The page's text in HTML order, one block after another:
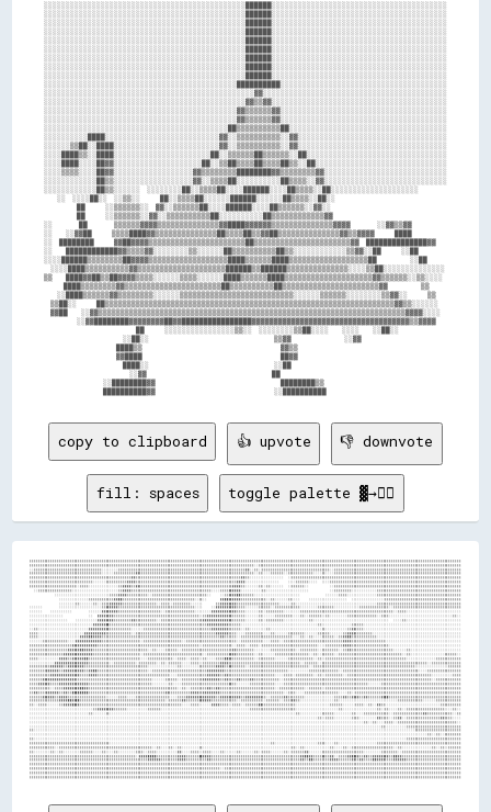
░░░░░░░░░░░░░░░░░░░░░░░░░░░░░░░░░░░░░░░░░░░░░░██████░░░░░░░░░░░░░░░░░░░░░░░░░░░░░░░░░░░░░░░░
░░░░░░░░░░░░░░░░░░░░░░░░░░░░░░░░░░░░░░░░░░░░░░██████░░░░░░░░░░░░░░░░░░░░░░░░░░░░░░░░░░░░░░░░
░░░░░░░░░░░░░░░░░░░░░░░░░░░░░░░░░░░░░░░░░░░░░░██████░░░░░░░░░░░░░░░░░░░░░░░░░░░░░░░░░░░░░░░░
░░░░░░░░░░░░░░░░░░░░░░░░░░░░░░░░░░░░░░░░░░░░░░██████░░░░░░░░░░░░░░░░░░░░░░░░░░░░░░░░░░░░░░░░
░░░░░░░░░░░░░░░░░░░░░░░░░░░░░░░░░░░░░░░░░░░░░░██████░░░░░░░░░░░░░░░░░░░░░░░░░░░░░░░░░░░░░░░░
░░░░░░░░░░░░░░░░░░░░░░░░░░░░░░░░░░░░░░░░░░░░░░██████░░░░░░░░░░░░░░░░░░░░░░░░░░░░░░░░░░░░░░░░
░░░░░░░░░░░░░░░░░░░░░░░░░░░░░░░░░░░░░░░░░░░░░░██████░░░░░░░░░░░░░░░░░░░░░░░░░░░░░░░░░░░░░░░░
░░░░░░░░░░░░░░░░░░░░░░░░░░░░░░░░░░░░░░░░░░░░░░██████░░░░░░░░░░░░░░░░░░░░░░░░░░░░░░░░░░░░░░░░
░░░░░░░░░░░░░░░░░░░░░░░░░░░░░░░░░░░░░░░░░░░░░░██████░░░░░░░░░░░░░░░░░░░░░░░░░░░░░░░░░░░░░░░░
░░░░░░░░░░░░░░░░░░░░░░░░░░░░░░░░░░░░░░░░░░░░██████████░░░░░░░░░░░░░░░░░░░░░░░░░░░░░░░░░░░░░░
░░░░░░░░░░░░░░░░░░░░░░░░░░░░░░░░░░░░░░░░░░░░░░░░▓▓░░░░░░░░░░░░░░░░░░░░░░░░░░░░░░░░░░░░░░░░░░
░░░░░░░░░░░░░░░░░░░░░░░░░░░░░░░░░░░░░░░░░░░░░░▓▓▒▒▓▓░░░░░░░░░░░░░░░░░░░░░░░░░░░░░░░░░░░░░░░░
░░░░░░░░░░░░░░░░░░░░░░░░░░░░░░░░░░░░░░░░░░░░▓▓▒▒▒▒▒▒▓▓░░░░░░░░░░░░░░░░░░░░░░░░░░░░░░░░░░░░░░
░░░░░░░░░░░░░░░░░░░░░░░░░░░░░░░░░░░░░░░░░░░░▓▓▒▒▒▒▒▒▓▓░░░░░░░░░░░░░░░░░░░░░░░░░░░░░░░░░░░░░░
░░░░░░░░░░░░░░░░░░░░░░░░░░░░░░░░░░░░░░░░░░██▒▒▒▒▒▒▒▒▒▒██░░░░░░░░░░░░░░░░░░░░░░░░░░░░░░░░░░░░
░░░░░░░░░░████░░░░░░░░░░░░░░░░░░░░░░░░░░▓▓░░▒▒▒▒▒▒▒▒▒▒░░▓▓░░░░░░░░░░░░░░░░░░░░░░░░░░░░░░░░░░
░░░░░░▒▒██░░████░░░░░░░░░░░░░░░░░░░░░░░░▓▓░░▒▒▒▒▒▒▒▒▒▒░░▓▓░░░░░░░░░░░░░░░░░░░░░░░░░░░░░░░░░░
░░░░████▒▒░░████░░░░░░░░░░░░░░░░░░░░░░██░░▒▒▒▒▒▒██▒▒▒▒▒▒░░██░░░░░░░░░░░░░░░░░░░░░░░░░░░░░░░░
░░░░████░░░░██▓▓░░░░░░░░░░░░░░░░░░░░██░░▒▒██▒▒▒▒██▒▒▒▒██▒▒░░██░░░░░░░░░░░░░░░░░░░░░░░░░░░░░░
░░░░▒▒▒▒░░░░██▓▓░░░░░░░░░░░░░░░░░░▓▓▒▒▒▒▒▒▒▒████████▓▓▒▒▒▒▒▒▒▒▓▓░░░░░░░░░░░░░░░░░░░░░░░░░░░░
░░░░░░░░░░░░██▒▒░░░░░░░░░░░░░░░░░░▓▓░░▒▒▒▒██░░░░░░░░░░██▒▒▒▒░░▓▓░░░░░░░░░░░░░░░░░░░░░░░░░░░░
░░░░░░░░░░░░██▒▒░░░░░░  ░░░░░░░░██░░▒▒▒▒██░░░░██████░░░░██▒▒▒▒░░██░░░░░░░░░░░░░░░░░░░░
    ░░  ░░░░██░░  ░░▒▒░░      ██░░▒▒▒▒██░░░░░░██████░░░░░░██▒▒▒▒░░██░░
          ██      ░░▒▒▒▒▒▒░░  ▓▓░░▒▒▒▒▒▒██░░░░██████░░░░██▒▒▒▒▒▒░░▓▓░░
          ██      ░░▒▒▒▒▒▒░░▓▓░░▒▒▒▒▒▒▒▒▒▒██░░░░░░░░░░██▒▒▒▒▒▒▒▒▒▒▒▒▓▓
░░        ██        ▒▒▒▒▒▒▓▓▓▓▒▒▒▒▒▒▒▒▒▒▒▒▒▒▓▓████▓▓▓▓▓▓▒▒▒▒▒▒▒▒▒▒▒▒▒▒▓▓▓▓        ░░▓▓▒▒▓▓
░░    ░░▓▓██      ▒▒▒▒████▓▓▒▒▒▒▒▒▒▒▒▒▒▒▒▒██▒▒▒▒██▒▒▓▓██▒▒▒▒▒▒▒▒▒▒▒▒▒▒▓▓▒▒▓▓▓▓      ████
░░  ████████      ▓▓██▓▓▓▓▒▒▒▒▒▒▒▒▒▒▒▒▒▒▒▒▒▒▒▒▒▒██▒▒▒▒▒▒▒▒▒▒▒▒▒▒▒▒▒▒▒▒▒▒▓▓  ██████████████▓▓
░░    ████████████▓▓▒▒▒▒▓▓░░░░░░░░▒▒░░░░░░██▒▒▒▒▒▒▒▒▒▒██▒▒░░░░░░░░░░░░▒▒▓▓░░██      ░░██
░░░░██████▒▒▒▒▒▒▒▒██▓▓▓▓▒▒▒▒▒▒▒▒▒▒▒▒▒▒▒▒▒▒████▒▒▒▒▒▒████▒▒▒▒▒▒▒▒▒▒▒▒▒▒▒▒▒▒██          ░░██
  ░░░░████▒▒▒▒▒▒▒▒▒▒▓▓▒▒▒▒▒▒▒▒▒▒▒▒▒▒▒▒▒▒▒▒██████▒▒██████▒▒▒▒▒▒▒▒▒▒▒▒▒▒░░░░▒▒██░░░░░░░░░░░░░░
▒▒    ████▓▓██▒▒██▓▓▓▓▒▒▒▒░░░░░░▒▒▒▒░░░░░░████▒▒▒▒▒▒████▒▒▒▒▒▒▒▒▒▒▒▒▒▒▒▒▒▒▒▒▓▓▒▒▒▒▒▒░░▒▒░░░░
      ████▒▒▒▒▒▒▒▒▓▓▒▒▒▒▒▒▒▒▒▒▒▒▒▒▒▒▒▒▒▒▒▒██▒▒▒▒▒▒▒▒▒▒██▒▒▒▒▒▒▒▒▒▒▒▒▒▒▒▒▒▒▒▒▒▒▓▓          ▒▒
    ░░████▒▒▒▒▒▒▓▓▒▒▒▒▒▒▒▒░░░░░░▒▒▒▒▒▒▒▒▒▒▒▒▒▒▒▒▒▒▒▒▒▒▒▒▒▒░░░░░░▒▒▒▒▒▒░░░░░░░░▒▒▓▓░░      ▒▒
  ▒▒██░░      ██▒▒▒▒▒▒▒▒▒▒▒▒▒▒▒▒▒▒▒▒▒▒▒▒▒▒▒▒▒▒▒▒▒▒▒▒▒▒▒▒▒▒▒▒▒▒▒▒▒▒▒▒▒▒▒▒▒▒▒▒▒▒▒▒▒▒▓▓▒▒░░░░░░
  ▓▓██    ░░▓▓▒▒▒▒▒▒▒▒▒▒▒▒▒▒▒▒▒▒▒▒▒▒▒▒▒▒▒▒▒▒▒▒▒▒▒▒▒▒▒▒▒▒▒▒▒▒▒▒▒▒▒▒▒▒▒▒▒▒▒▒▒▒▒▒▒▒▒▒▒▒▓▓▓▓░░░░
          ░░▓▓████████▓▓▓▓▓▓▓▓██▓▓████████████████▓▓▓▓▓▓▓▓▓▓▓▓▓▓▓▓▓▓▓▓▓▓▓▓▓▓▓▓▓▓▓▓▓▓▓▓▒▒▓▓▓▓
                            ██      ░░░░░░░░░░░░░░░░▒▒░░  ░░░░░░░░▒▒██░░░░    ░░░░    ░░██░░
                        ░░██░░                                      ▒▒▓▓                ░░▓▓
                      ████▒▒                                          ▓▓▒▒
                      ▓▓████                                          ██▓▓
                        ████░░                                      ░░██
                          ░░▓▓                                      ██
                  ░░████████▓▓                                      ████████▒▒
copy to clipboard 👍 upvote 👎 downvote
fill: spaces toggle palette ▓→✊🏽
▒▒▒▒▒▒▒▒▒▒▒▒▒▒▒▒▒▒▒▒▒▒▒▒▒▒▒▒▒▒▒▒▒▒▒▒▒▒▒▒▒▒▒▒▒▒▒▒▒▒▒▒▒▒▒▒▒▒▒▒▒▒▒▒▒▒▒▒▒▒▒▒▒▒▒▒▒▒▒▒▒▒▒▒▒▒▒▒▒▒▒▒▒▒▒▒▒▒▒▒▒▒▒▒▒▒▒▒▒▒▒▒▒▒▒▒▒▒▒▒▒▒▒▒▒▒▒▒▒▒▒▒▒▒▒▒▒▒▒▒▒▒▒▒▒▒▒▒▒▒▒▒▒▒▒▒▒▒▒▒▒▒▒▒▒▒▒▒▒▒▒▒▒▒▒▒▒▒▒▒▒▒▒▒▒▒▒▒▒▒▒▒▒▒▒▒▒▒▒▒▒▒▒▒
▒▒▒▒▒▒▒▒▒▒▒▒▒▒▒▒▒▒▒▒▒▒▒▒▒▒▒▒▒▒▒▒▒▒▒▒▒▒▒▒▒▒▒▒▒▒▒▒▒▒▒▒▒▒▒▒▒▒▒▒▒▒▒▒▒▒▒▒▒▒▒▒▒▒▒▒▒▒▒▒▒▒▒▒▒▒▒▒▒▒▒▒▒▒▒▒▒▒▒▒▒▒▒▒▒▒░░▒▒▒▒▒▒▒▒▒▒▒▒▒▒▒▒▒▒▒▒▒▒▒▒▒▒▒▒▒▒▒▒▒▒▒▒▒▒▒▒▒▒▒▒▒▒▒▒▒▒▒▒▒▒▒▒▒▒▒▒▒▒▒▒▒▒▒▒▒▒▒▒▒▒▒▒▒▒▒▒▒▒▒▒▒▒▒▒▒▒▒▒▒▒▒▒
░░▒▒▒▒▒▒▒▒▒▒▒▒▒▒▒▒▒▒▒▒▒▒▒▒▒▒▒▒▒▒▒▒░░░░░░░░▒▒▒▒▒▒▒▒▒▒▒▒▒▒▒▒▒▒▒▒▒▒▒▒▒▒▒▒▒▒▒▒▒▒▒▒▒▒▒▒▒▒▒▒▒▒▒▒▒▒▒▒▒▒▒▒▒▒▒▒▓▓░░▒▒░░▒▒▒▒▒▒▒▒▒▒▒▒▒▒▒▒▒▒▒▒▒▒▒▒▒▒▒▒▒▒▒▒░░▒▒▒▒▒▒▒▒▒▒▒▒▒▒▒▒▒▒▒▒▒▒▒▒▒▒▒▒▒▒▒▒▒▒▒▒▒▒▒▒▒▒▒▒▒▒▒▒▒▒▒▒▒▒▒▒▒▒▒▒
▒▒▒▒▒▒▒▒▒▒▒▒▒▒▒▒▒▒▒▒▒▒▒▒▒▒▒▒▒▒▒▒▒▒░░░░░░▒▒▒▒▒▒▒▒▒▒▓▓▒▒▒▒▒▒▒▒▒▒▒▒▒▒▒▒▒▒▒▒▒▒▒▒▒▒▒▒▒▒▒▒▒▒▒▒▒▒▒▒▒▒▒▒▒▒▒▒▒▒▒▒▒▒░░▒▒░░░░▒▒▒▒▒▒░░▒▒▒▒▒▒▒▒▒▒▒▒░░░░▒▒░░░░▒▒▒▒▒▒▒▒▒▒▒▒▒▒▒▒▒▒▒▒▒▒▒▒▒▒▒▒▒▒▒▒▒▒▒▒▒▒▒▒▒▒▒▒▒▒▒▒▒▒▒▒▒▒▒▒▒▒▒▒
▒▒▒▒▒▒▒▒▒▒▒▒▒▒▒▒▒▒▒▒▒▒▒▒▒▒▒▒▒▒▒▒▒▒▒▒▒▒▒▒▒▒▒▒▒▒▒▒▓▓▒▒▒▒▒▒▒▒▒▒▒▒▒▒▒▒▒▒▒▒▒▒▒▒▒▒▒▒▒▒▒▒▒▒▒▒▒▒▒▒▒▒▒▒▒▒▒▒▒▒▓▓▒▒░░░░░░░░░░░░░░░░  ░░▒▒▒▒▒▒▒▒▒▒▒▒▒▒▒▒▒▒▒▒▒▒▒▒▒▒▒▒▒▒▒▒▒▒▒▒▒▒▒▒▒▒▒▒▒▒▒▒▒▒▒▒▒▒▒▒▒▒▒▒▒▒▒▒▒▒▒▒▒▒▒▒▒▒▒▒▒▒▒▒
▒▒▒▒▒▒▒▒▒▒▒▒▒▒▒▒▒▒▒▒▒▒▒▒▒▒▒▒▒▒░░░░░░▒▒▒▒▒▒▒▒▒▒▓▓▓▓▒▒▒▒▒▒▒▒▒▒▒▒▒▒▒▒▒▒▒▒▒▒▒▒▒▒▒▒▒▒▒▒▒▒▒▒▒▒▒▒▒▒▒▒▒▒▒▒▓▓▓▓░░░░░░░░░░░░░░░░    ░░░░▒▒▒▒▒▒░░░░  ░░░░▒▒▒▒▒▒▒▒▒▒▒▒▒▒▒▒▒▒▒▒▒▒▒▒▒▒▒▒▒▒▒▒▒▒▒▒▒▒▒▒▒▒▒▒▒▒▒▒▒▒▒▒▒▒▒▒▒▒▒▒▒▒
▒▒▒▒▒▒▒▒▒▒▒▒▒▒▒▒▒▒▒▒▒▒░░▒▒▒▒░░░░░░░░░░░░░░▒▒▓▓▓▓▒▒▓▓▒▒▒▒▒▒▒▒▒▒▒▒▒▒▒▒▒▒▒▒▒▒▒▒▒▒▒▒▒▒▒▒▒▒▒▒▒▒▒▒▒▒▒▒▓▓▓▓▒▒░░░░░░▒▒░░▒▒░░░░░░  ░░▒▒▒▒▒▒░░          ░░▒▒▒▒▒▒▒▒▒▒▒▒▒▒▒▒▒▒▒▒▒▒▒▒▒▒▒▒▒▒▒▒▒▒▒▒▒▒▒▒▒▒▒▒▒▒▒▒▒▒▒▒▒▒▒▒▒▒▒▒
  ░░▒▒▒▒▒▒▒▒▒▒▒▒▒▒▒▒░░░░░░░░░░░░░░░░░░░░░░▒▒▓▓▓▓▒▒▒▒▒▒▒▒▒▒▒▒▒▒▒▒▒▒▒▒▒▒▒▒▒▒▒▒▒▒▒▒▒▒▒▒▒▒░░░░▒▒▒▒▓▓▓▓▓▓░░░░░░░░░░▒▒░░░░░░░░░░░░░░░░░░░░          ░░▒▒▒▒▒▒▒▒░░░░░░░░░░░░▒▒▒▒▒▒▒▒▒▒▒▒▒▒▒▒▒▒▒▒▒▒▒▒▒▒▒▒▒▒▒▒▒▒▒▒▒▒▒▒
            ░░░░░░░░░░░░░░░░░░░░░░░░░░▒▒▒▒▓▓▓▓▒▒▒▒▒▒▒▒▒▒░░▒▒▒▒▒▒▒▒▒▒▒▒▒▒▒▒▒▒▒▒▒▒▒▒▒▒░░    ░░▒▒▓▓▓▓██▒▒▒▒▒▒░░░░░░░░░░░░░░░░░░░░░░            ░░░░░░▒▒▒▒░░░░░░░░░░░░░░▒▒▒▒▒▒▒▒▒▒▒▒▒▒▒▒▒▒▒▒▒▒▒▒▒▒▒▒▒▒▒▒▒▒▒▒▒▒▒▒
              ░░░░░░░░░░░░░░▒▒▒▒▒▒▒▒▒▒▒▒▓▓██▒▒▒▒▒▒▒▒▒▒▒▒▒▒▒▒▒▒▒▒▒▒▒▒▒▒▒▒▒▒▒▒▒▒░░▒▒░░      ▓▓██▓▓▓▓▓▓▒▒▒▒▒▒▒▒▒▒▒▒░░▒▒░░░░░░▒▒░░░░    ░░░░░░░░░░░░░░░░░░  ░░░░░░░░░░░░░░░░▒▒▒▒▒▒▒▒▒▒▒▒▒▒▒▒▒▒▒▒▒▒▒▒▒▒▒▒▒▒▒▒▒▒▒▒
              ░░░░░░░░▒▒░░░░░░▒▒░░▒▒▒▒▓▓▓▓▓▓▒▒▒▒▒▒▒▒▒▒▒▒▒▒▒▒░░▒▒▒▒░░▒▒▒▒▒▒▒▒░░░░░░      ▒▒▓▓▓▓▓▓▓▓▒▒▒▒▒▒▒▒▒▒▒▒▒▒▒▒▒▒▒▒░░░░░░▒▒░░░░░░░░░░░░░░░░░░░░░░░░░░░░░░░░░░░░░░▒▒▒▒▒▒▒▒▒▒▒▒▒▒▒▒▒▒▒▒▒▒▒▒▒▒▒▒▒▒▒▒▒▒▒▒▒▒▒▒
░░░░░░        ░░░░░░░░░░░░░░░░░░░░▒▒▓▓▓▓▓▓▒▒▒▒▒▒▒▒▒▒▒▒▒▒▒▒▒▒▒▒▒▒▒▒▒▒▒▒▒▒▒▒▒▒▒▒░░░░    ░░▓▓▓▓▓▓▓▓▓▓▒▒▒▒░░░░░░▒▒▒▒▒▒░░▒▒▒▒▒▒▒▒▒▒▒▒░░░░░░░░▒▒▒▒▒▒▒▒░░░░░░░░░░░░▒▒▒▒▒▒▒▒▒▒▒▒▒▒░░▒▒▒▒▒▒▒▒▒▒▒▒▒▒▒▒▒▒▒▒▒▒▒▒▒▒▒▒▒▒▒▒
░░░░░░    ░░░░░░░░░░        ░░░░░░▓▓▓▓▓▓▓▓▒▒▒▒▒▒▒▒▒▒▒▒▒▒▒▒▒▒▒▒░░▒▒▒▒▒▒▒▒▒▒▒▒▒▒░░░░░░░░▓▓▓▓▓▓▓▓▓▓▓▓▒▒▒▒░░░░░░▒▒░░▒▒▒▒▒▒▒▒░░░░░░░░▒▒▒▒▒▒▒▒▒▒▒▒▒▒▒▒▒▒▒▒▒▒▒▒▒▒▒▒▒▒▒▒▒▒▒▒▒▒▒▒▒▒▒▒░░▒▒▒▒░░░░░░░░░░░░░░░░░░░░░░░░░░
░░░░░░░░░░░░░░░░            ░░  ▓▓▓▓▓▓▓▓▒▒▒▒▒▒▒▒▒▒▒▒▒▒▒▒▒▒▒▒▒▒▒▒▒▒▒▒▒▒▒▒▒▒▒▒▒▒▒▒░░▒▒▓▓▓▓▓▓▓▓▓▓▓▓▒▒▒▒▒▒░░░░░░▒▒░░░░░░▒▒▒▒▒▒▒▒░░░░▒▒░░▒▒▒▒▒▒░░▒▒░░░░░░░░▒▒▒▒▒▒▒▒▒▒▒▒▒▒░░▒▒▒▒░░░░░░░░░░░░░░░░░░░░░░░░░░░░░░▒▒░░
░░░░░░░░░░░░░░░░░░    ░░░░░░░░░░▓▓▓▓▓▓▓▓▒▒▒▒▒▒▒▒▓▓▒▒▒▒▒▒▒▒▒▒░░▒▒▒▒▒▒▒▒▒▒▒▒▒▒▒▒▒▒▒▒▓▓▓▓▓▓▓▓▓▓▓▓▓▓▒▒▒▒▒▒░░░░░░▒▒░░▒▒▒▒▒▒▒▒░░░░░░░░░░░░▒▒░░░░░░░░░░░░░░░░░░░░░░░░░░░░░░░░░░░░  ░░░░▒▒░░░░░░░░░░░░░░░░░░░░░░░░░░
░░░░░░░░░░░░░░░░░░░░░░░░░░░░░░▓▓▓▓▓▓██▒▒▒▒▒▒▒▒▒▒▒▒▒▒▒▒▒▒▒▒▒▒▒▒▒▒▒▒▒▒▒▒▒▒▒▒▒▒▒▒▒▒▒▒▒▒▓▓▓▓▓▓▓▓▓▓▒▒▒▒▒▒░░░░░░░░░░░░░░░░░░░░░░░░░░░░░░░░░░░░▒▒░░░░░░░░░░░░░░▒▒▒▒▒▒░░░░░░░░░░░░░░░░░░░░░░░░░░░░░░░░░░░░░░░░░░░░░░
░░▒▒░░░░░░░░░░░░░░░░░░░░░░░░▓▓▓▓▓▓▓▓▓▓▒▒▒▒▒▒▒▒▒▒░░░░░░▒▒▒▒▒▒▒▒▒▒▒▒▒▒▒▒▒▒▒▒▒▒▒▒▒▒▒▒▒▒▒▒▓▓▓▓▓▓▓▓▒▒▒▒▒▒░░▒▒░░░░░░░░▒▒░░░░░░░░░░░░░░░░░░░░░░░░▒▒░░░░░░░░░░▒▒▓▓▒▒▒▒░░░░░░░░░░░░░░░░░░░░░░░░░░░░░░░░░░░░░░░░░░░░░░
▒▒▒▒░░░░░░░░░░░░░░░░░░░░░░▓▓▓▓▓▓▓▓▓▓▒▒▒▒▒▒▒▒▒▒▒▒░░▒▒▒▒▒▒▒▒▒▒▒▒▒▒▒▒▒▒▒▒▒▒▒▒▒▒▒▒▒▒▒▒▒▒▒▒▒▒▓▓▓▓▓▓▒▒▒▒░░░░▒▒▒▒▒▒▒▒░░░░▒▒░░░░░░▒▒▒▒▒▒▒▒░░░░░░▒▒▒▒▒▒░░░░░░▒▒▓▓▓▓▒▒▒▒▒▒▒▒░░░░░░░░░░░░░░░░░░░░░░░░░░░░░░░░░░░░░░░░░░
▒▒▒▒░░░░░░░░░░░░░░░░░░░░▓▓▓▓██▓▓▓▓▒▒▒▒▒▒▒▒▒▒▒▒▒▒▒▒▒▒▒▒▒▒▒▒▒▒▒▒▒▒▒▒▒▒▒▒▒▒▒▒▒▒▒▒▒▒▒▒▒▒▒▒▒▒▒▒▓▓▒▒▒▒▒▒░░▒▒▒▒▒▒▒▒▒▒▒▒▒▒▒▒▒▒▒▒▒▒▒▒░░░░▒▒░░▒▒░░░░▒▒▒▒▒▒░░▒▒▓▓██▒▒▒▒▒▒▒▒▒▒▒▒░░░░░░░░░░░░░░░░░░░░░░░░░░░░░░░░░░░░░░░░
░░░░░░▒▒▒▒▒▒▒▒▒▒▒▒░░░░▓▓▓▓▓▓▓▓▓▓▓▓▒▒▒▒▒▒▒▒▒▒▒▒▒▒▒▒▒▒░░▒▒▒▒▒▒▒▒▒▒▒▒▒▒▒▒▒▒░░▒▒▒▒▒▒▒▒▒▒▒▒▒▒▒▒▒▒▒▒▒▒▒▒░░▒▒▒▒▒▒▒▒▒▒░░░░▒▒▒▒░░▒▒▒▒▒▒▒▒▒▒▒▒▒▒▒▒▒▒▒▒▒▒▒▒▒▒▒▒▓▓▓▓▒▒▒▒▒▒▒▒▒▒▒▒▒▒▒▒░░░░░░░░░░░░░░░░░░░░░░░░░░░░░░░░░░░░
▒▒▒▒▒▒▒▒▒▒▒▒▒▒▒▒▒▒▒▒▓▓▓▓▓▓▓▓▓▓▓▓▒▒▒▒▒▒▒▒▒▒▒▒▒▒▒▒▒▒▒▒▒▒▒▒▒▒▒▒▒▒▒▒▒▒▒▒▒▒▒▒▒▒▒▒▒▒▒▒░░▒▒▒▒▒▒▒▒▒▒▒▒▒▒░░▒▒▒▒░░▒▒▒▒░░▒▒▒▒▒▒▒▒▒▒▒▒▒▒▒▒▒▒▒▒▒▒▒▒▒▒░░░░▒▒▒▒▒▒▒▒▓▓▓▓▒▒▒▒▒▒▒▒▒▒▒▒▒▒▒▒▒▒░░░░░░░░░░░░░░░░░░░░░░░░░░░░░░░░░░
▒▒▒▒▒▒▒▒▒▒▒▒▒▒▒▒▒▒▓▓▓▓▓▓██▓▓▓▓▒▒▒▒▒▒▒▒▒▒▒▒▒▒▒▒▒▒▒▒▒▒▒▒▒▒░░▒▒░░░░▒▒▒▒▒▒░░▒▒▒▒▒▒▒▒▒▒▒▒▒▒▒▒▒▒▒▒▒▒▒▒▓▓▒▒▒▒▒▒▒▒░░░░░░░░▒▒▒▒▒▒▒▒▒▒▒▒░░▒▒▒▒▒▒▒▒░░▒▒▒▒▒▒▒▒░░▒▒▓▓▒▒▒▒▒▒▒▒▒▒▒▒▒▒▒▒▒▒▒▒░░░░░░▒▒░░░░░░░░░░░░░░░░░░░░░░░░
▒▒▒▒▒▒▒▒▒▒▒▒▒▒▒▒▓▓▓▓▓▓▓▓▓▓▓▓▓▓▒▒▒▒▒▒▒▒▒▒▒▒▒▒▒▒▒▒▒▒▒▒░░▒▒▒▒▒▒▒▒▒▒▒▒▒▒▒▒▒▒▒▒▒▒▒▒▒▒▒▒░░▒▒▒▒▒▒▒▒▒▒▓▓▓▓▒▒▒▒▒▒▒▒░░▒▒░░░░░░▒▒▒▒▒▒▒▒▒▒▒▒▒▒▒▒░░▒▒░░▒▒▒▒▒▒░░▒▒▒▒▒▒▒▒▒▒▒▒▒▒▒▒▒▒▒▒▒▒▒▒▒▒▒▒▒▒░░▒▒░░░░░░░░░░░░░░░░▒▒▒▒▒▒░░
▒▒▒▒░░░░░░░░░░▓▓▓▓▒▒▓▓▓▓▓▓██▒▒▒▒▒▒▒▒▒▒▒▒▒▒▒▒▒▒▒▒▒▒▒▒░░░░▒▒▒▒▒▒▒▒▒▒▒▒░░▒▒▒▒░░▒▒▒▒░░▒▒░░░░▒▒▒▒██▓▓▒▒▒▒▒▒▒▒▒▒░░▒▒▒▒▒▒▒▒░░░░░░▒▒▒▒▒▒▒▒▒▒▒▒░░▒▒░░▒▒▒▒▒▒▒▒▒▒▒▒▒▒▒▒▒▒▒▒▒▒▒▒▒▒▒▒▒▒▒▒▒▒▒▒▒▒░░░░░░░░░░░░░░▒▒▒▒▒▒▒▒▒▒▒▒
░░░░░░░░░░░░▓▓▓▓▓▓▓▓▓▓▓▓▓▓▓▓▒▒▒▒▒▒▒▒▒▒░░▒▒▒▒▒▒▒▒▒▒░░▒▒▒▒▒▒▒▒░░▒▒░░▒▒▒▒▒▒░░░░▒▒▒▒░░▒▒▒▒▒▒▒▒▓▓▓▓▒▒▒▒▒▒▒▒▒▒▒▒▒▒▒▒▒▒▒▒▒▒▒▒▒▒▒▒▒▒▒▒▒▒░░▒▒▒▒▒▒░░▒▒▒▒▒▒▒▒▒▒▒▒▒▒▒▒▒▒▒▒▒▒▒▒▒▒▒▒▒▒▒▒▒▒▒▒▒▒▒▒▒▒▒▒▒▒▒▒▒▒░░▒▒▒▒▒▒▒▒▒▒▒▒▒▒
▒▒▒▒▒▒▒▒▒▒▓▓▓▓▓▓▒▒▓▓▓▓▓▓▓▓▒▒▒▒▒▒▒▒▒▒▒▒▒▒▒▒▒▒▒▒▒▒▒▒▒▒▒▒▒▒░░░░░░░░░░░░░░▒▒░░░░░░░░▒▒▒▒▒▒▒▒▓▓▓▓▒▒▓▓▒▒▒▒▒▒░░▒▒▒▒▒▒▒▒▒▒▒▒▒▒▒▒▒▒▒▒▒▒▒▒▒▒▒▒░░▒▒▒▒▒▒▒▒▒▒▒▒▒▒▒▒▒▒▒▒▒▒▒▒▒▒▒▒▒▒▒▒▒▒▒▒▒▒▒▒▒▒▒▒▒▒▒▒░░░░░░░░░░░░░░░░▒▒▒▒▒▒
▒▒▒▒▒▒▒▒▓▓▓▓▓▓▒▒▓▓▓▓▓▓▓▓▓▓▒▒▓▓██▒▒▒▒▒▒▒▒▒▒▒▒▒▒▒▒▒▒▒▒▒▒▒▒░░▒▒▒▒▒▒▒▒▒▒▒▒▒▒▒▒▒▒▒▒▒▒▒▒▒▒▓▓▓▓▓▓▓▓▒▒▒▒▒▒▒▒▒▒▒▒▒▒▒▒▒▒▒▒▒▒▒▒▒▒▒▒▒▒░░░░░░░░░░▒▒▒▒▒▒▒▒▒▒▒▒▒▒░░▒▒▒▒▒▒▒▒▒▒▒▒▒▒▒▒▒▒▒▒▒▒▒▒▒▒▒▒▒▒▒▒▒▒▒▒░░░░▒▒▒▒▒▒▒▒▒▒▒▒▒▒▒▒
▒▒▒▒▒▒▒▒▒▒▓▓▓▓▓▓▓▓▓▓▓▓▓▓▒▒▒▒▓▓▓▓▒▒▒▒▒▒▒▒▒▒▒▒▒▒▒▒▒▒▒▒▒▒▒▒▒▒▒▒▒▒▒▒▒▒░░░░▒▒▒▒▒▒▒▒▒▒▒▒▒▒▓▓▓▓▓▓▒▒▓▓▒▒▒▒▒▒▒▒▒▒▒▒▒▒▒▒▒▒▒▒▒▒░░░░▒▒▒▒░░▒▒▒▒▒▒▒▒░░▒▒░░▒▒▒▒▒▒▒▒░░▒▒▒▒▒▒▒▒▒▒▒▒▒▒▒▒▒▒▒▒▒▒▒▒▒▒▒▒▒▒▒▒▒▒▒▒▒▒▒▒░░░░░░░░░░▒▒▒▒
▒▒▒▒▒▒▓▓▓▓▓▓▓▓▓▓▓▓▓▓▓▓▒▒▒▒▒▒▒▒▒▒▒▒▒▒▒▒▒▒▒▒▒▒▒▒▒▒▒▒▒▒▒▒▒▒▒▒░░░░░░▒▒▒▒▒▒░░▒▒▒▒▒▒▒▒▒▒▓▓▓▓▓▓▓▓▒▒▓▓▒▒▒▒▓▓▒▒▒▒▓▓▒▒▒▒▒▒▒▒▒▒▒▒░░▒▒▒▒▒▒▒▒▒▒▒▒▒▒▒▒▒▒▒▒▒▒▒▒▒▒▒▒▒▒▒▒▒▒▒▒▒▒▒▒▒▒▒▒▒▒▒▒▒▒▒▒▒▒▒▒▒▒▒▒▒▒▒▒▒▒▒▒▒▒░░▒▒▒▒▒▒▒▒▒▒▒▒
▒▒▒▒▓▓▓▓▓▓▒▒▒▒▓▓▓▓▓▓▓▓▓▓▓▓▓▓▒▒▒▒▒▒▒▒▒▒▒▒▒▒▒▒▒▒▒▒▒▒▒▒▒▒▒▒▒▒░░░░░░░░▒▒░░░░▒▒▒▒▒▒▒▒▒▒▒▒▒▒▒▒▒▒▒▒▒▒▓▓▒▒░░░░░░▒▒▒▒▒▒▒▒▒▒▒▒░░░░▒▒▒▒▒▒▒▒▒▒▒▒▒▒▒▒▒▒▒▒▒▒▒▒▒▒▒▒▒▒▒▒▒▒▒▒▒▒▒▒░░░░░░▒▒▒▒▒▒▒▒▒▒▒▒▒▒▒▒▒▒▒▒▒▒▒▒▒▒▒▒▒▒▒▒▒▒▒▒▒▒
▒▒▒▒▒▒▒▒▒▒░░▒▒▒▒▓▓▓▓▓▓▓▓██▓▓▒▒▒▒▒▒▒▒▒▒▒▒▒▒▒▒▒▒▒▒▒▒▒▒▒▒▒▒▒▒▒▒▒▒▒▒▒▒▒▒▒▒░░▒▒░░▒▒▒▒▒▒▒▒▓▓▒▒▓▓▒▒▒▒▒▒▒▒▒▒▒▒▒▒▒▒▒▒▒▒▒▒▒▒▒▒░░▒▒▒▒▒▒▒▒▒▒▒▒░░▒▒▒▒▒▒░░▒▒▒▒▒▒▒▒▒▒▒▒▒▒▒▒▒▒▒▒▒▒▒▒▒▒▒▒▒▒▒▒▒▒▒▒▒▒▒▒▒▒▒▒▒▒▒▒▒▒▒▒▒▒▒▒▒▒▒▒▒▒▒▒
▒▒▓▓▒▒▒▒▓▓▓▓▓▓▒▒▓▓▒▒████████▒▒▒▒▒▒▒▒▒▒▒▒▒▒▒▒▒▒▒▒▒▒▒▒▒▒▒▒▒▒▒▒▒▒▒▒▓▓▒▒▒▒▒▒▒▒▒▒▓▓▓▓▒▒▓▓▓▓▓▓▓▓▒▒▒▒▒▒▒▒▒▒▒▒▒▒▒▒▒▒▒▒▒▒▒▒▒▒▒▒▒▒░░▒▒▒▒░░░░▒▒▒▒▒▒▒▒▒▒▒▒▒▒▒▒░░░░▒▒░░▒▒▒▒▒▒▒▒▒▒▒▒▒▒▒▒▒▒▒▒▒▒▒▒▒▒▒▒▒▒▒▒▒▒▒▒▒▒▒▒▒▒▒▒▒▒▒▒▒▒
▒▒▒▒▒▒▓▓▓▓▓▓▒▒▓▓▓▓▒▒▒▒▒▒▒▒▒▒▒▒▒▒▒▒▒▒░░░░░░▒▒▒▒░░░░▒▒▒▒▒▒▒▒▒▒▒▒▒▒▒▒░░░░▒▒▒▒▓▓▓▓▓▓▓▓▓▓▓▓▓▓▒▒▓▓▓▓▓▓▓▓▓▓▒▒▓▓▓▓▓▓▓▓▒▒░░▒▒▒▒▒▒▓▓▒▒▒▒▒▒▒▒░░░░░░░░░░░░░░▒▒▒▒▓▓▒▒▓▓▓▓▒▒▓▓▒▒▒▒▒▒▓▓██▒▒▒▒▒▒▒▒▒▒▒▒▒▒▒▒▒▒▒▒▒▒▒▒▒▒▒▒▒▒▒▒▒▒
▒▒▒▒▒▒▒▒▒▒▒▒▒▒▓▓▓▓██▓▓██▒▒▒▒▒▒▒▒▒▒▒▒▒▒▒▒▒▒▒▒▒▒▒▒▒▒▒▒▒▒▒▒▒▒▒▒▒▒▒▒░░▒▒▒▒▒▒▓▓▒▒▒▒▒▒▓▓▓▓▓▓▒▒▒▒▒▒▒▒▒▒▒▒░░▒▒▒▒▒▒▒▒▒▒░░▒▒▒▒▒▒░░▒▒▒▒▓▓▒▒░░░░░░░░░░░░░░░░▒▒░░░░░░░░░░░░░░░░░░░░░░░░░░░░▒▒▒▒▒▒▒▒▒▒▒▒░░░░░░▒▒▒▒▒▒▒▒▒▒▒▒
▒▒░░▒▒▒▒░░░░░░▒▒▓▓▓▓██▓▓▒▒▒▒▒▒▒▒▒▒▒▒▒▒▒▒▒▒▒▒▒▒▒▒▒▒▒▒▒▒▒▒▒▒▒▒▒▒▒▒▒▒▒▒▒▒▒▒░░░░▒▒▒▒░░░░░░▓▓▓▓▒▒▒▒░░▒▒▒▒░░▒▒▒▒▒▒██▒▒▒▒▒▒▒▒▒▒▒▒▒▒▒▒░░░░░░░░░░░░░░░░▒▒▒▒▒▒░░░░░░▒▒▒▒░░▒▒░░▓▓▒▒░░░░░░░░░░░░░░░░░░░░░░░░░░▒▒▒▒▒▒▒▒▒▒
░░░░░░░░░░░░░░░░░░░░░░░░░░░░░░▒▒▓▓▓▓▓▓▓▓▒▒▒▒▒▒░░░░░░░░░░▒▒▒▒▒▒░░░░░░░░░░░░░░░░░░░░░░░░░░░░░░░░░░░░░░░░░░▒▒▒▒▒▒▒▒▒▒▒▒▒▒▒▒▒▒▒▒▒▒░░░░░░░░░░░░░░░░░░░░▒▒░░░░░░░░░░░░░░░░▒▒░░▒▒░░░░▒▒░░▒▒▒▒▒▒▒▒▒▒▒▒▒▒▒▒▒▒░░░░▒▒░░
░░░░░░░░░░░░░░░░░░░░░░░░░░░░▒▒░░░░░░▒▒░░░░░░░░░░░░░░░░░░░░░░░░░░░░░░░░░░░░░░░░░░░░░░░░░░░░░░░░░░░░░░░░░░░░░░░░░░░░░░░░░░░░░░░░▒▒░░░░░░░░░░▒▒▒▒▒▒░░░░░░░░▒▒░░░░▒▒▒▒▒▒▒▒▒▒▒▒░░▒▒▒▒▒▒▒▒▒▒▒▒▒▒▓▓▒▒▒▒▒▒▒▒▒▒▒▒░░▒▒
░░░░░░░░░░░░░░░░░░░░░░░░░░░░░░░░░░░░░░░░░░░░░░░░░░░░░░░░░░░░░░░░░░░░░░░░░░░░░░░░░░░░░░░░░░░░░░░░░░░░░░░░░░░░░░░░░░░░░░░░░░░░░░░░░░░░░░░░▒▒░░▒▒▒▒░░░░░░░░▒▒▒▒░░░░░░░░▓▓▒▒▒▒░░▒▒▓▓░░▒▒▒▒▒▒▒▒▒▒▒▒▒▒▒▒▓▓▒▒▒▒░░░░
░░░░░░░░░░░░░░░░░░░░░░░░░░░░░░░░░░░░░░░░░░░░░░░░░░░░░░░░░░░░░░░░░░░░░░░░░░░░░░░░░░░░░░░░░░░░░░░░░░░░░░░░░░░░░░░░░░░░░░░░░░░░░░░░░░░░░░░░░░░░░░░░░░░░░░░░░░░░░░▒▒░░▒▒░░░░▒▒▒▒░░▒▒▒▒▒▒▒▒▒▒▒▒▒▒▒▒▒▒▒▒▒▒▒▒▒▒▒▒░░
░░░░░░░░░░░░░░░░░░░░░░░░░░░░░░░░░░░░░░░░░░░░░░░░░░░░░░░░░░░░░░░░░░░░░░░░░░░░░░░░░░░░░░░░░░░░░░░░░░░░░░░░░░░░░░░░░░░░░░░░░░░░░░░░░░░░░░░░░░░░░░░░░░░░░░░░░░░░░░░░░░░░░░▒▒░░░░░░░░░░▒▒▒▒▒▒▒▒▒▒▒▒▒▒▒▒▒▒▒▒▒▒▒▒▒▒
▒▒░░░░░░░░░░░░░░░░░░░░░░░░░░░░░░░░░░░░░░░░░░░░░░░░░░░░░░░░░░░░░░░░░░░░░░░░░░░░░░░░░░░░░░░░░░░░░░░░░░░░░░░░░░░░░░░░░░░░░░░░░░░░░░░░░░░░░░░░░░░░░░░░░░░░░░░░░░░░░░░░░░░░░░░░░░░░░░░░░░░░▒▒▒▒▒▒▒▒▒▒▒▒▒▒▒▒▒▒▒▒▒▒
░░░░░░░░░░░░░░░░░░░░░░░░░░░░░░░░░░░░░░░░░░░░░░░░░░░░░░░░░░░░░░░░░░░░░░░░░░░░░░░░░░░░░░░░░░░░░░░░░░░░░░░░░░░░░░░░░░░░░░░░░░░░░░░░░░░░░░░░░░░░░░░░░░░░░░░░░░░░░░░░░░░░░░░░░░░░░░░░░░░░░░░░░░░░▒▒░░▒▒░░▒▒▒▒▒▒▒▒
▒▒░░░░░░░░░░░░░░░░░░░░░░░░░░░░░░░░░░░░░░░░░░░░░░░░░░░░░░░░░░░░░░░░░░░░░░░░░░░░░░░░░░░░░░░░░░░░░░░░░░░░░░░░░░░░░░░░░░░░░░░░░░░░░░░░░░░░░░░░░░░░░░░░░░░░░░░░░░░░░░░░░░░░░░░░░░░░░░░░▒▒▒▒▒▒▒▒▒▒▒▒▒▒▒▒▒▒▒▒▒▒▒▒▒▒
▒▒▒▒▒▒▒▒▒▒▒▒▒▒▒▒▒▒▒▒▒▒▒▒▒▒▒▒▒▒▒▒▒▒▒▒▒▒░░░░░░░░░░░░░░░░░░░░░░░░░░░░░░░░░░░░░░░░░░░░░░░░░░░░░░░░░░░░░░░░░░░░░░░░░░░░▒▒░░░░░░░░░░░░░░░░░░░░▒▒▒▒░░░░▒▒░░░░░░░░░░░░░░░░░░▒▒▒▒▒▒▒▒▒▒▒▒▒▒▒▒▒▒▒▒▒▒▒▒▒▒▒▒▒▒▒▒▒▒▒▒▒▒▒▒
▒▒▒▒▒▒▒▒▒▒▒▒░░▒▒▒▒▒▒▒▒▒▒▒▒▒▒▒▒▒▒▒▒▒▒▒▒▒▒▒▒▒▒▒▒▒▒▒▒▒▒▒▒▒▒▒▒░░▒▒░░░░▒▒░░▒▒░░░░░░░░▒▒░░░░░░░░░░░░░░░░░░░░░░░░░░░░░░░░░░░░░░░░░░▒▒░░▒▒░░░░░░░░░░░░▒▒░░░░▒▒░░▒▒▒▒▒▒▒▒▒▒▒▒▒▒▒▒▒▒▒▒░░▒▒░░░░░░░░░░░░░░▒▒░░▒▒░░▒▒▒▒▒▒
▒▒░░░░░░░░▒▒░░▒▒░░░░░░░░▒▒▒▒▒▒░░░░▒▒░░░░▒▒░░░░░░░░▒▒▒▒░░▒▒▒▒░░░░░░░░░░▓▓░░░░▒▒▒▒░░▒▒▒▒░░░░▒▒░░░░░░▒▒░░░░░░▒▒░░▒▒▒▒░░░░░░▒▒░░▒▒▒▒▒▒▓▓░░░░░░▒▒▒▒▒▒▒▒▒▒▒▒▒▒▒▒▒▒▒▒░░░░░░░░▒▒▒▒▒▒▒▒░░▒▒▒▒▒▒▒▒▒▒▒▒▒▒▒▒▒▒▒▒▒▒▒▒▒▒▒▒
▒▒▒▒▒▒▒▒▒▒▒▒▒▒▒▒▒▒▒▒▒▒▒▒▒▒▒▒▒▒▒▒▒▒▒▒▒▒▒▒▒▒▒▒▒▒▒▒▒▒░░▓▓▓▓████▒▒▒▒▒▒▒▒▒▒▓▓▓▓▒▒▒▒▒▒██▓▓▓▓▒▒▒▒▒▒▒▒▒▒▒▒▒▒▒▒▒▒▒▒▒▒▒▒▒▒▒▒▒▒▒▒▒▒▒▒▒▒▒▒▒▒▓▓██▓▓▒▒▒▒▓▓▒▒▓▓░░▒▒▒▒▓▓██▓▓▒▒▓▓▒▒▓▓▓▓▓▓▓▓▒▒██▓▓▒▒▒▒▒▒▒▒▒▒▒▒▒▒▒▒▒▒▒▒▒▒▒▒▒▒▒▒
▒▒▒▒▒▒▒▒▒▒▒▒▒▒▒▒▒▒▒▒▒▒▒▒▒▒▒▒▒▒▒▒▒▒▒▒▒▒▒▒▒▒▒▒▒▒▒▒▒▒▒▒▒▒▒▒▓▓▓▓▓▓▒▒▒▒▒▒▒▒▓▓▓▓▒▒▒▒▒▒▒▒▒▒▓▓▒▒▒▒▒▒▒▒▒▒▒▒▒▒▒▒▒▒▒▒▒▒▒▒▒▒▒▒▒▒▒▒▒▒▒▒▒▒▒▒▒▒▓▓▒▒██▒▒▒▒▒▒▒▒▓▓▓▓▒▒▒▒▒▒▓▓▒▒▓▓▒▒▒▒██▓▓▓▓▒▒▒▒▓▓▓▓▓▓▒▒▒▒▒▒▒▒▒▒▒▒▒▒▒▒▒▒▒▒▒▒▒▒▒▒
▒▒▒▒▒▒▒▒▒▒▒▒▒▒▒▒▒▒▒▒▒▒▒▒▒▒▒▒▒▒▒▒▒▒▒▒▒▒▒▒▒▒▒▒▒▒▒▒▒▒▒▒▒▒▒▒▒▒▒▒▒▒▒▒▒▒▒▒▒▒▒▒▒▒▒▒▒▒▒▒▒▒▒▒▒▒▒▒▒▒▒▒▒▒▒▒▒▒▒▒▒▒▒▒▒▒▒▒▒▒▒▒▒▒▒▒▒▒▒▒▒▒▒▒▒▒▒▒▒▒▒▒▒▒▒▒▒▒▒▒▒▒▒▒▒▒▒▒▒▒▒▒▒▒▒▒▒▒▒▒